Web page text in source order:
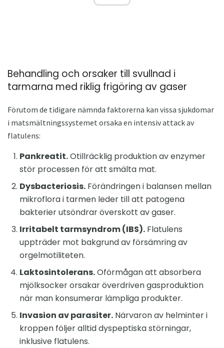
Behandling och orsaker till svullnad i
tarmarna med riklig frigöring av gaser
Förutom de tidigare nämnda faktorerna kan vissa sjukdomar
i matsmältningssystemet orsaka en intensiv attack av
flatulens:
Pankreatit.Otillräcklig produktion av enzymer
stör processen för att smälta mat.
Dysbacteriosis. Förändringen i balansen mellan
mikroflora i tarmen leder till att patogena
bakterier utsöndrar överskott av gaser.
Irritabelt tarmsyndrom (IBS). Flatulens
uppträder mot bakgrund av försämring av
orgelmotiliteten.
Laktosintolerans.Oförmågan att absorbera
mjölksocker orsakar överdriven gasproduktion
när man konsumerar lämpliga produkter.
Invasion av parasiter. Närvaron av helminter i
kroppen följer alltid dyspeptiska störningar,
inklusive flatulens.